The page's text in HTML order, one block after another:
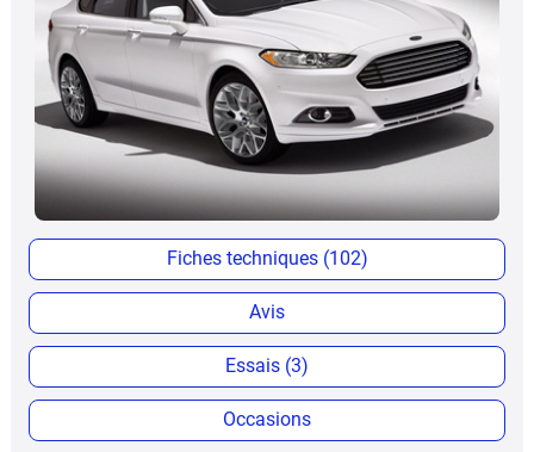
Fiches techniques (102)
Avis
Essais (3)
Occasions